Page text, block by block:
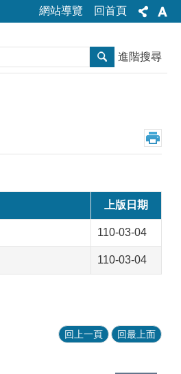
網站導覽 回首頁
進階搜尋
上版日期
110-03-04
110-03-04
回上一頁 回最上面